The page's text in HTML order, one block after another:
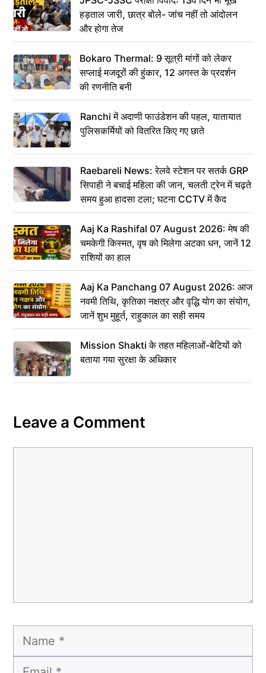
हड़ताल जारी, छात्र बोले- जांच नहीं तो आंदोलन
और होगा तेज
Bokaro Thermal: 9 सूत्री मांगों को लेकर
सप्लाई मजदूरों की हुंकार, 12 अगस्त के प्रदर्शन
की रणनीति बनी
Ranchi में अदाणी फाउंडेशन की पहल, यातायात
पुलिसकर्मियों को वितरित किए गए छाते
Raebareli News: रेलवे स्टेशन पर सतर्क GRP
सिपाही ने बचाई महिला की जान, चलती ट्रेन में चढ़ते
समय हुआ हादसा टला; घटना CCTV में कैद
Aaj Ka Rashifal 07 August 2026: मेष की
चमकेगी किस्मत, वृष को मिलेगा अटका धन, जानें 12
राशियों का हाल
Aaj Ka Panchang 07 August 2026: आज
नवमी तिथि, कृतिका नक्षत्र और वृद्धि योग का संयोग,
जानें शुभ मुहूर्त, राहुकाल का सही समय
Mission Shakti के तहत महिलाओं-बेटियों को
बताया गया सुरक्षा के अधिकार
Leave a Comment
Name
Email